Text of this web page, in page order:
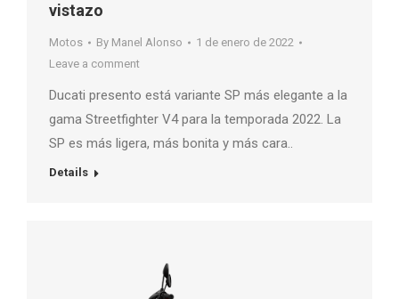
vistazo
Motos By Manel Alonso
1 de enero de 2022
Leave a comment
Ducati presento está variante SP más elegante a la
gama Streetfighter V4 para la temporada 2022. La
SP es más ligera, más bonita y más cara..
Details